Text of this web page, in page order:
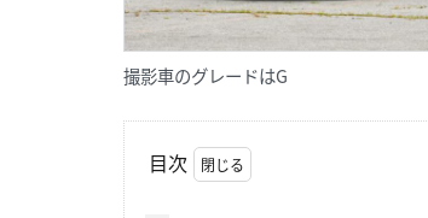
撮影車のグレードはG
目次